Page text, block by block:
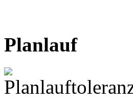
Planlauf